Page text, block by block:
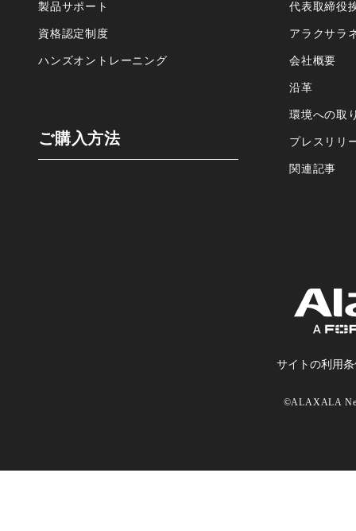
製品サポート
資格認定制度
ハンズオントレーニング
ご購⼊⽅法
代表取締役
アラクサラ
会社概要
沿⾰
環境への取
プレスリリ
関連記事
サイトの利⽤条
©ALAXALA